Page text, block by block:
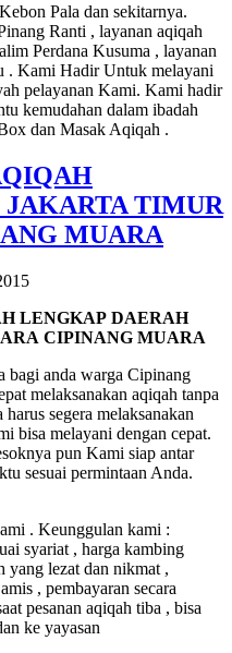
Pala dan sekitarnya.
Ranti , layanan aqiqah
Perdana Kusuma , layanan
. Kami Hadir Untuk melayani
pelayanan Kami. Kami hadir
kemudahan dalam ibadah
dan Masak Aqiqah .
TIMUR
MUARA
LENGKAP DAERAH
CIPINANG MUARA
anda warga Cipinang
melaksanakan aqiqah tanpa
segera melaksanakan
bisa melayani dengan cepat.
pun Kami siap antar
sesuai permintaan Anda.
. Keunggulan kami :
syariat , harga kambing
yang lezat dan nikmat ,
, pembayaran secara
pesanan aqiqah tiba , bisa
ke yayasan